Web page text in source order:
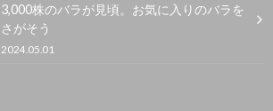
3,000株のバラが見頃。お気に入りのバラを
さがそう
2024.05.01